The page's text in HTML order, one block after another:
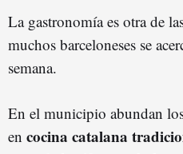
La gastronomía es otra de
muchos barceloneses se
semana.
En el municipio abundan
en cocina catalana